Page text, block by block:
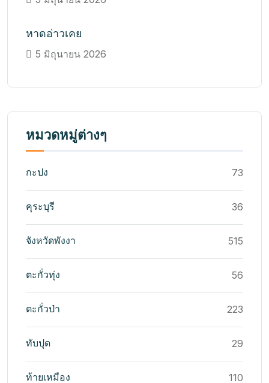
หาดอ่าวเคย
5 มิถุนายน 2026
หมวดหมู่ต่างๆ
กะปง 73
คุระบุรี 36
จังหวัดพังงา 515
ตะกั่วทุ่ง 56
ตะกั่วป่า 223
ทับปุด 29
ท้ายเหมือง 110